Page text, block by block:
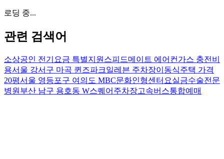
로딩 중...
관련 검색어
소상공인 전기요금 특별지원 스피드메이트 에어컨가스 충전비
용서울 강서구 마곡 퀸즈파크일레븐 주차장이동식주택 가격
20평서울 영등포구 여의도 MBC문화인형센터 요실금수술전문
병원 부산 남구 용호동 W스퀘어주차장고속버스통합예매